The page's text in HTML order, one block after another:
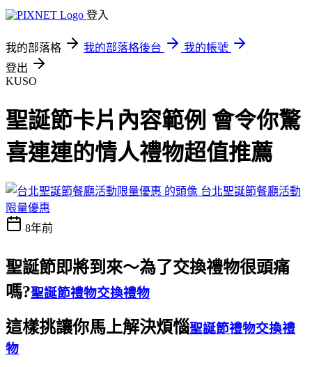
登入
我的部落格 我的部落格後台
我的帳號
登出
KUSO
聖誕節卡片內容範例 會令你驚
喜連連的情人禮物超值推薦
台北聖誕節餐廳活動
限量優惠
8年前
聖誕節即將到來～為了交換禮物很頭痛
嗎?聖誕節禮物交換禮物
這樣挑讓你馬上解決煩惱聖誕節禮物交換禮
物